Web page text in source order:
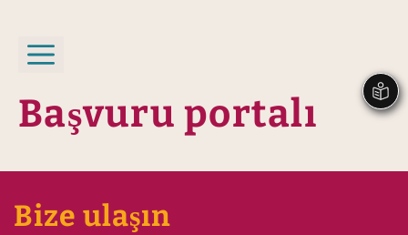
Menü
Başvuru portalı
Bize ulaşın